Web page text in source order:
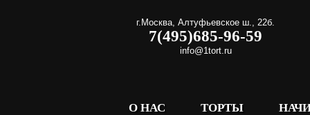
г.Москва, Алтуфьевское ш., 22б.
7(495)685-96-59
info@1tort.ru
О НАС ТОРТЫ